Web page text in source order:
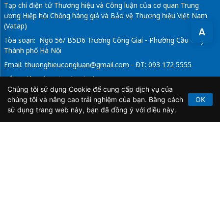
A
Tạp chí điện tử Thương hiệu và Công luận của cơ quan Trung
ương Hiệp hội Chống hàng giả và Bảo vệ Thương hiệu Việt Nam
(Vatap)
Tòa soạn: Ngõ 56/ B5D6 Trương Công Giai - Phường Cầu Giấy -
Thành phố Hà Nội
Email: thuonghieucongluan@gmail.com - ĐT: 093 172 5555
Tổng Biên Tập: Vũ Đức Thuận
Giấy phép hoạt động báo chí điện tử số 64/GP-BTTTT do Bộ
Thông tin và Truyền thông cấp ngày 21/2/2020.
Chúng tôi sử dụng Cookie để cung cấp dịch vụ của
chúng tôi và nâng cao trải nghiệm của bạn. Bằng cách
sử dụng trang web này, bạn đã đồng ý với điều này.
OK